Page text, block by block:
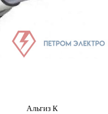
Альгиз К